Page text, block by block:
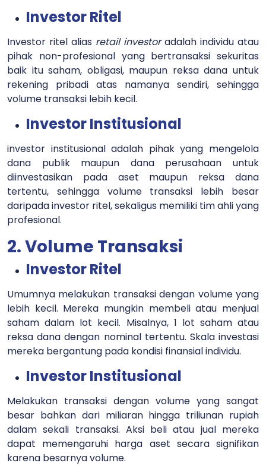
Investor Ritel
Investor ritel alias retail investoradalah individu atau
pihak non-profesional yang bertransaksi sekuritas
baik itu saham, obligasi, maupun reksa dana untuk
rekening pribadi atas namanya sendiri, sehingga
volume transaksi lebih kecil.
Investor Institusional
investor institusional adalah pihak yang mengelola
dana publik maupun dana perusahaan untuk
diinvestasikan pada aset maupun reksa dana
tertentu, sehingga volume transaksi lebih besar
daripada investor ritel, sekaligus memiliki tim ahli yang
profesional.
2. Volume Transaksi
Investor Ritel
Umumnya melakukan transaksi dengan volume yang
lebih kecil. Mereka mungkin membeli atau menjual
saham dalam lot kecil. Misalnya, 1 lot saham atau
reksa dana dengan nominal tertentu. Skala investasi
mereka bergantung pada kondisi finansial individu.
Investor Institusional
Melakukan transaksi dengan volume yang sangat
besar bahkan dari miliaran hingga triliunan rupiah
dalam sekali transaksi. Aksi beli atau jual mereka
dapat memengaruhi harga aset secara signifikan
karena besarnya volume.